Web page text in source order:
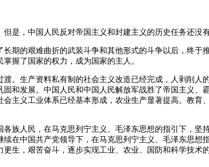
，中国人民反对帝国主义和封建主义的历史任务还没有
的艰难曲折的武装斗争和其他形式的斗争以后，终于
握了国家的权力，成为国家的主人。
生产资料私有制的社会主义改造已经完成，人剥削人
和发展。中国人民和中国人民解放军战胜了帝国主义、
主义工业体系已经基本形成，农业生产显著提高。教育
人民，在马克思列宁主义、毛泽东思想的指引下，坚
在中国共产党领导下，在马克思列宁主义、毛泽东思想
生，艰苦奋斗，逐步实现工业、农业、国防和科学技术